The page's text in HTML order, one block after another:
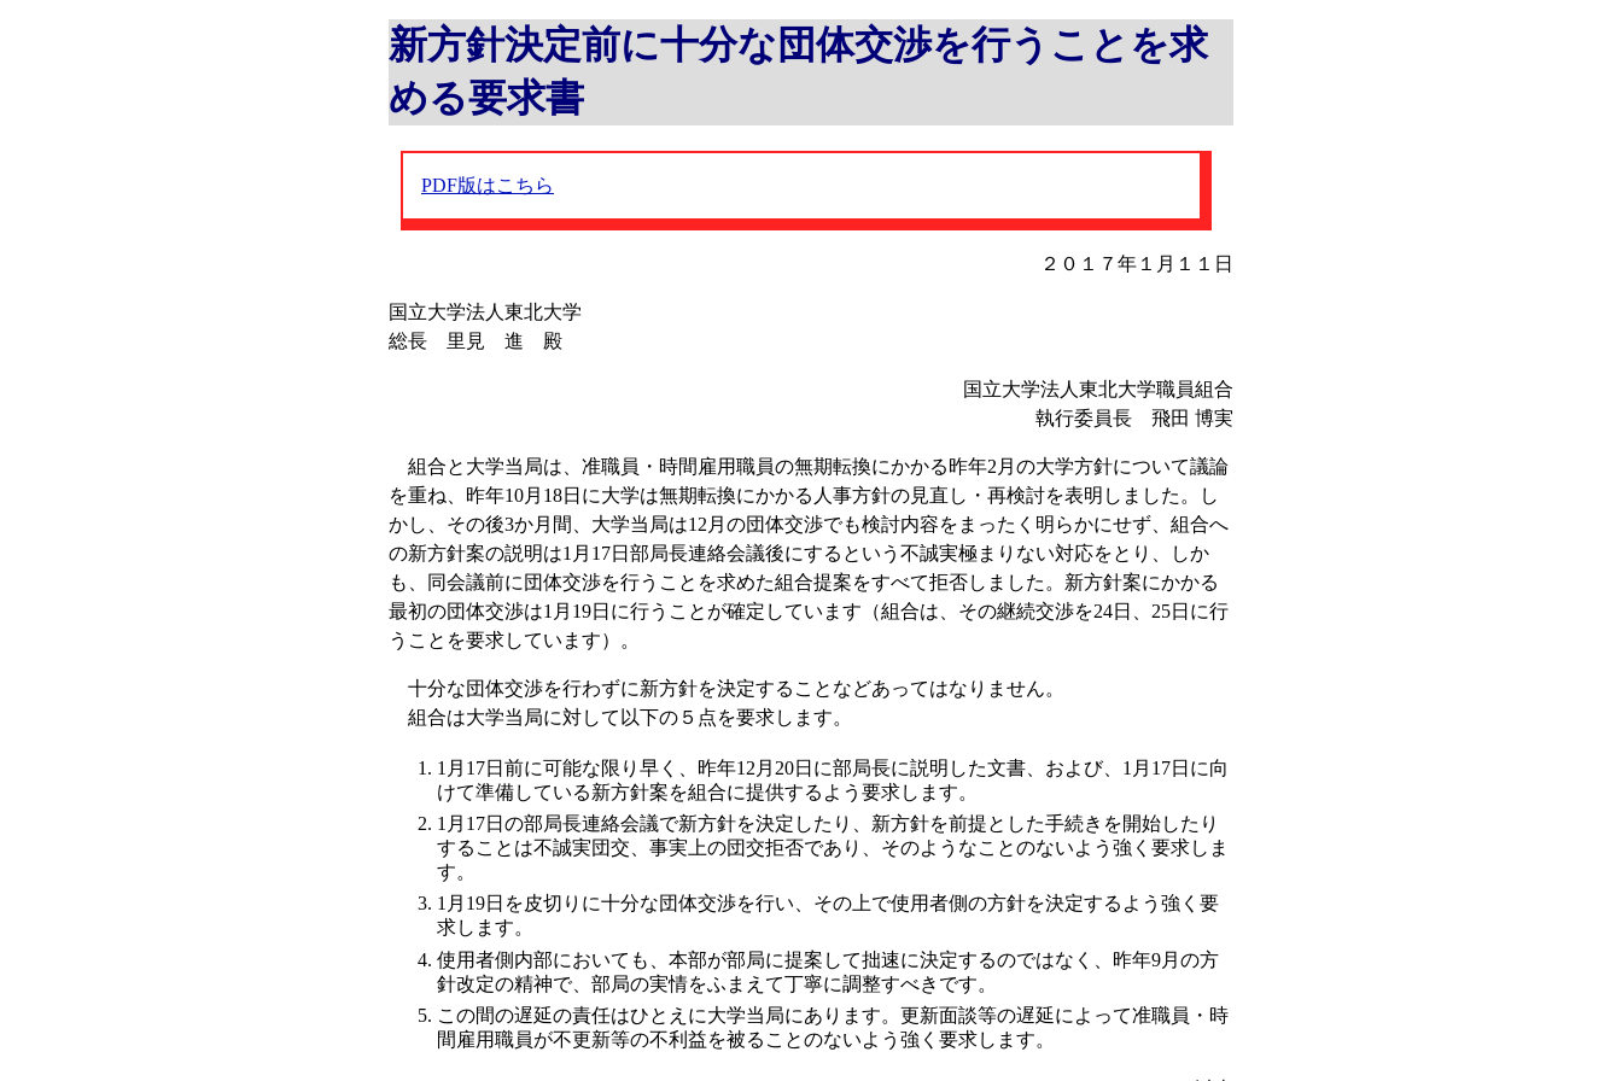
新方針決定前に十分な団体交渉を行うことを求
める要求書
PDF版はこちら
２０１７年１月１１日
国立大学法人東北大学
総長 里見 進 殿
国立大学法人東北大学職員組合
執行委員長 飛田 博実
組合と大学当局は、准職員・時間雇用職員の無期転換にかかる昨年2月の大学方針について議論
を重ね、昨年10月18日に大学は無期転換にかかる人事方針の見直し・再検討を表明しました。し
かし、その後3か月間、大学当局は12月の団体交渉でも検討内容をまったく明らかにせず、組合へ
の新方針案の説明は1月17日部局長連絡会議後にするという不誠実極まりない対応をとり、しか
も、同会議前に団体交渉を行うことを求めた組合提案をすべて拒否しました。新方針案にかかる
最初の団体交渉は1月19日に行うことが確定しています（組合は、その継続交渉を24日、25日に行
うことを要求しています）。
十分な団体交渉を行わずに新方針を決定することなどあってはなりません。
組合は大学当局に対して以下の５点を要求します。
1月17日前に可能な限り早く、昨年12月20日に部局長に説明した文書、および、1月17日に向
けて準備している新方針案を組合に提供するよう要求します。
1月17日の部局長連絡会議で新方針を決定したり、新方針を前提とした手続きを開始したり
することは不誠実団交、事実上の団交拒否であり、そのようなことのないよう強く要求しま
す。
1月19日を皮切りに十分な団体交渉を行い、その上で使用者側の方針を決定するよう強く要
求します。
使用者側内部においても、本部が部局に提案して拙速に決定するのではなく、昨年9月の方
針改定の精神で、部局の実情をふまえて丁寧に調整すべきです。
この間の遅延の責任はひとえに大学当局にあります。更新面談等の遅延によって准職員・時
間雇用職員が不更新等の不利益を被ることのないよう強く要求します。